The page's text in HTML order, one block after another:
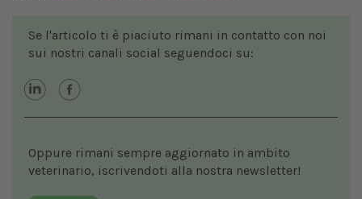
Se l'articolo ti è piaciuto rimani in contatto con noi
sui nostri canali social seguendoci su:
Oppure rimani sempre aggiornato in ambito
veterinario, iscrivendoti alla nostra newsletter!